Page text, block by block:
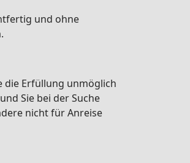
und ohne
die Erfüllung unmöglich
Sie bei der Suche
nicht für Anreise